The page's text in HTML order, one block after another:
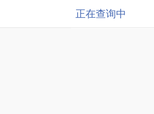
正在查询中